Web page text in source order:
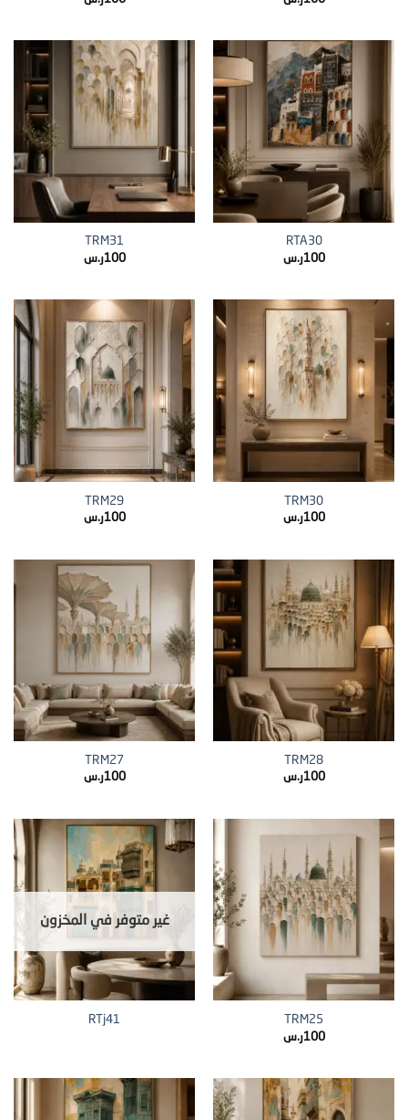
RTA30
100ر.س
TRM31
100ر.س
TRM30
100ر.س
TRM29
100ر.س
TRM28
100ر.س
TRM27
100ر.س
TRM25
100ر.س
غير متوفر في المخزون
RTj41